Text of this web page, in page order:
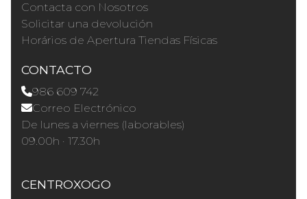
Contacta con Nosotros
Solicitar una devolución
Horários de Apertura Tiendas Físicas
CONTACTO
986 609 742
Correo Electrónico
De lunes a viernes (laborables)
09.00h · 17.30h
CENTROXOGO